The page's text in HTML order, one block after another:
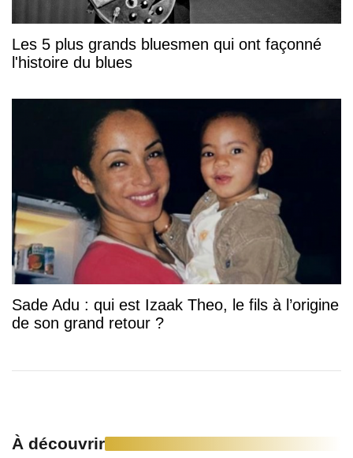
Les 5 plus grands bluesmen qui ont façonné
l'histoire du blues
Sade Adu : qui est Izaak Theo, le fils à l’origine
de son grand retour ?
À découvrir